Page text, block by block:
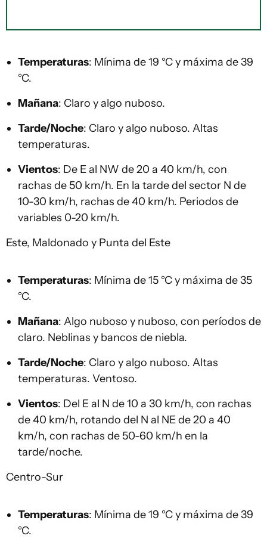
Temperaturas: Mínima de 19 °C y máxima de 39
°C.
Mañana: Claro y algo nuboso.
Tarde/Noche: Claro y algo nuboso. Altas
temperaturas.
Vientos: De E al NW de 20 a 40 km/h, con
rachas de 50 km/h. En la tarde del sector N de
10-30 km/h, rachas de 40 km/h. Periodos de
variables 0-20 km/h.
Este, Maldonado y Punta del Este
Temperaturas: Mínima de 15 °C y máxima de 35
°C.
Mañana: Algo nuboso y nuboso, con períodos de
claro. Neblinas y bancos de niebla.
Tarde/Noche: Claro y algo nuboso. Altas
temperaturas. Ventoso.
Vientos: Del E al N de 10 a 30 km/h, con rachas
de 40 km/h, rotando del N al NE de 20 a 40
km/h, con rachas de 50-60 km/h en la
tarde/noche.
Centro-Sur
Temperaturas: Mínima de 19 °C y máxima de 39
°C.